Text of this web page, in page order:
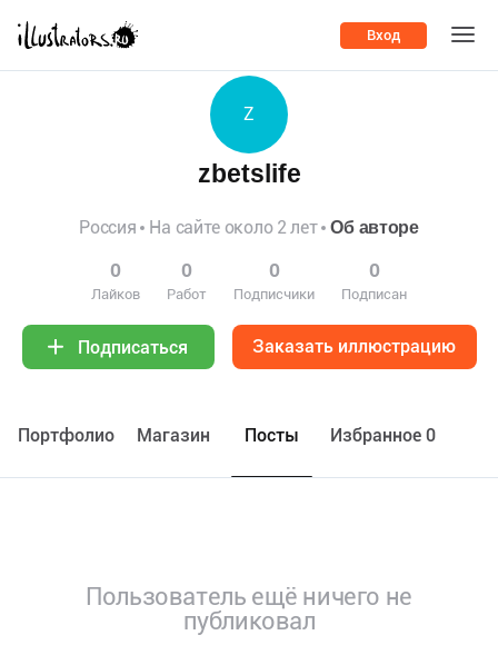
Вход
Z
zbetslife
Россия На сайте около 2 лет Об авторе
0
Лайков
0
Работ
0
Подписчики
0
Подписан
Подписаться Заказать иллюстрацию
Портфолио Maгазин Посты Избранное 0
Пользователь ещё ничего не
публиковал